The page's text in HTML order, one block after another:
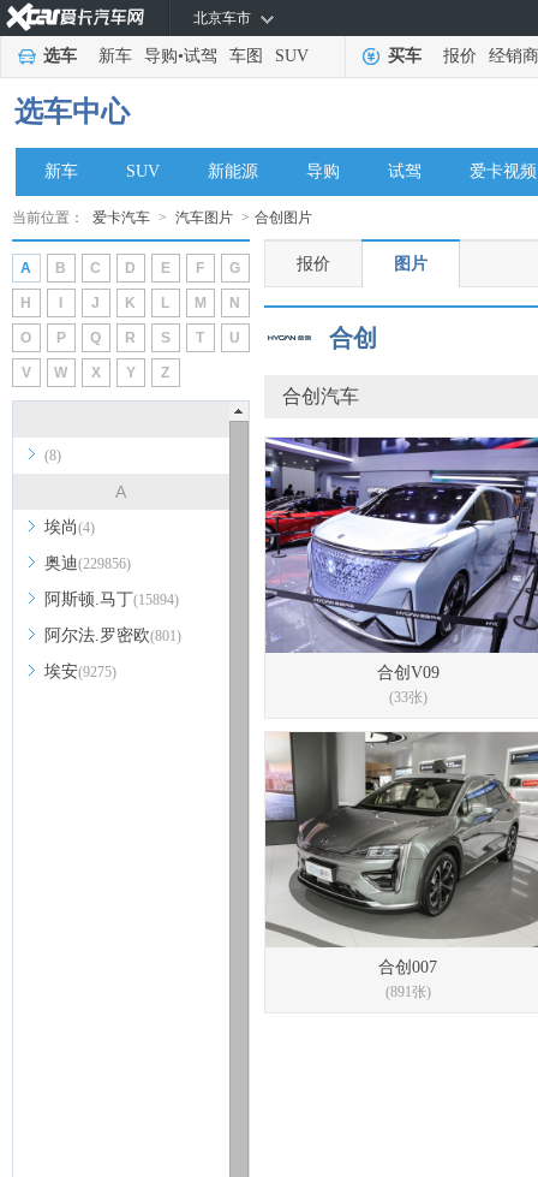
北京车市
选车 新车 导购•试驾 车图 SUV 买车 报价 经销商
选车中心
新车 SUV 新能源 导购 试驾 爱卡视频
当前位置： 爱卡汽车 > 汽车图片 > 合创图片
A B C D E F G
H J K L M N
O P Q R S T U
V W X Y Z
(8)
A
埃尚(4)
奥迪(229856)
阿斯顿.马丁(15894)
阿尔法.罗密欧(801)
埃安(9275)
报价 图片
合创
合创汽车
合创V09
(33张)
合创007
(891张)